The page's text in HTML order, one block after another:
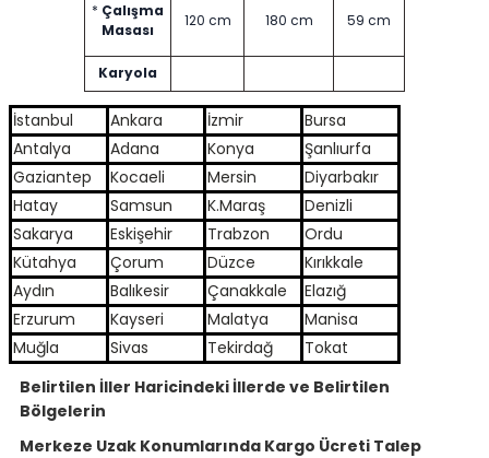
* Çalışma
Masası
120 cm 180 cm 59 cm
Karyola
İstanbul Ankara İzmir
Bursa
Antalya
Adana Konya
Şanlıurfa
Gaziantep
Kocaeli Mersin
Diyarbakır
Hatay
Samsun K.Maraş
Denizli
Sakarya
Eskişehir Trabzon
Ordu
Kütahya
Çorum Düzce
Kırıkkale
Aydın
Balıkesir Çanakkale
Elazığ
Erzurum
Kayseri Malatya
Manisa
Muğla
Sivas Tekirdağ
Tokat
Belirtilen İller Haricindeki İllerde ve Belirtilen
Bölgelerin
Merkeze Uzak Konumlarında Kargo Ücreti Talep